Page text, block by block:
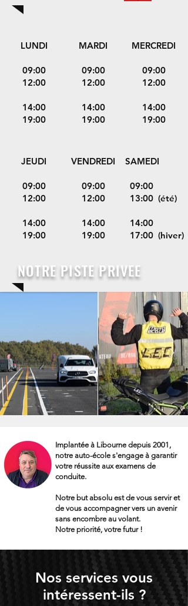
LUNDI
09:00
12:00
14:00
19:00
MARDI
09:00
12:00
14:00
19:00
MERCREDI
09:00
12:00
14:00
19:00
JEUDI
09:00
12:00
14:00
19:00
VENDREDI
09:00
12:00
14:00
19:00
SAMEDI
09:00
13:00 (été)
14:00
17:00 (hiver)
NOTRE PISTE PRIVEE
Implantée à Libourne depuis 2001,
notre auto-école s'engage à garantir
votre réussite aux examens de
conduite.
Notre but absolu est de vous servir et
de vous accompagner vers un avenir
sans encombre au volant.
Notre priorité, votre futur !
Nos services vous
intéressent-ils ?